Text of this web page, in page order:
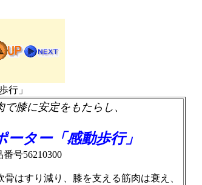
行」
膝に安定をもたらし、
ター「感動歩行」
番号56210300
はすり減り、膝を支える筋肉は衰え、